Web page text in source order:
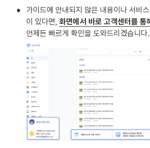
•
가이드에 안내되지 않은 내용이나 서비
이 있다면,
언제든 빠르게 확인을 도와드리겠습니다.